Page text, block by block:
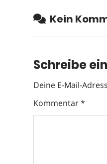
Kein
Schreibe
Deine E-Mail-
Kommentar*